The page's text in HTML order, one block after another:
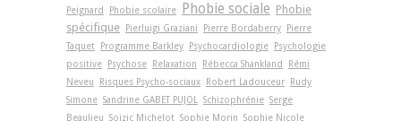
Peignard
Phobie scolaire Phobie sociale Phobie
spécifique
Pierluigi Graziani Pierre Bordaberry
Pierre
Taquet
Programme Barkley Psychocardiologie
Psychologie
positive
Psychose Relaxation Rébecca Shankland
Rémi
Neveu
Risques Psycho-sociaux Robert Ladouceur
Rudy
Simone Sandrine GABET PUJOL Schizophrénie Serge
Beaulieu Soizic Michelot Sophie Morin Sophie Nicole